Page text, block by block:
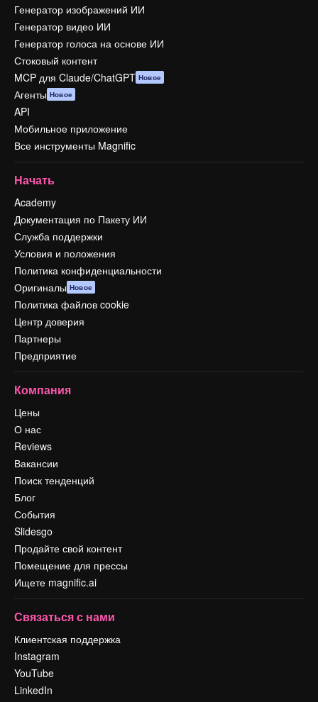
Генератор изображений ИИ
Генератор видео ИИ
Генератор голоса на основе ИИ
Стоковый контент
MCP для Claude/ChatGPT Новое
Агенты Новое
API
Мобильное приложение
Все инструменты Magnific
Начать
Academy
Документация по Пакету ИИ
Служба поддержки
Условия и положения
Политика конфиденциальности
Оригиналы Новое
Политика файлов cookie
Центр доверия
Партнеры
Предприятие
Компания
Цены
О нас
Reviews
Вакансии
Поиск тенденций
Блог
События
Slidesgo
Продайте свой контент
Помещение для прессы
Ищете magnific.ai
Связаться с нами
Клиентская поддержка
Instagram
YouTube
LinkedIn